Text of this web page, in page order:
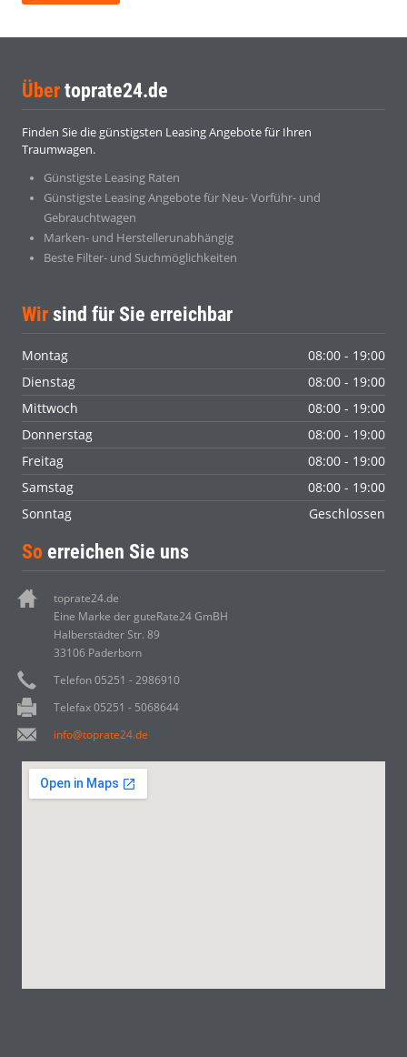
Über toprate24.de
Finden Sie die günstigsten Leasing Angebote für Ihren
Traumwagen.
Günstigste Leasing Raten
Günstigste Leasing Angebote für Neu- Vorführ- und
Gebrauchtwagen
Marken- und Herstellerunabhängig
Beste Filter- und Suchmöglichkeiten
Wir sind für Sie erreichbar
Montag
08:00 - 19:00
Dienstag
08:00 - 19:00
Mittwoch
08:00 - 19:00
Donnerstag
08:00 - 19:00
Freitag
08:00 - 19:00
Samstag
08:00 - 19:00
Sonntag
Geschlossen
So erreichen Sie uns
toprate24.de
Eine Marke der guteRate24 GmBH
Halberstädter Str. 89
33106 Paderborn
Telefon 05251 - 2986910
Telefax 05251 - 5068644
info@toprate24.de